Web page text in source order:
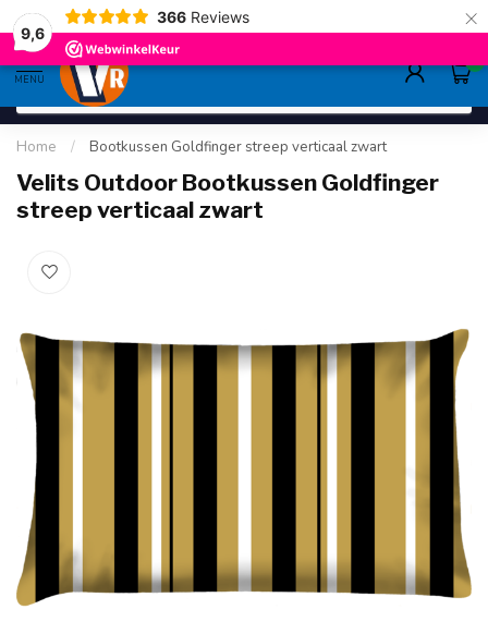
9,6
366 Reviews ×
gratis verzending>80,-
MENU
0
Home / Bootkussen Goldfinger streep verticaal zwart
Velits Outdoor Bootkussen Goldfinger
streep verticaal zwart